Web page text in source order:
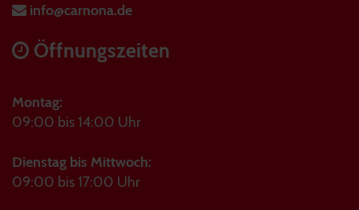
info@carnona.de
Öffnungszeiten
Montag:
09:00 bis 14:00 Uhr
Dienstag bis Mittwoch:
09:00 bis 17:00 Uhr